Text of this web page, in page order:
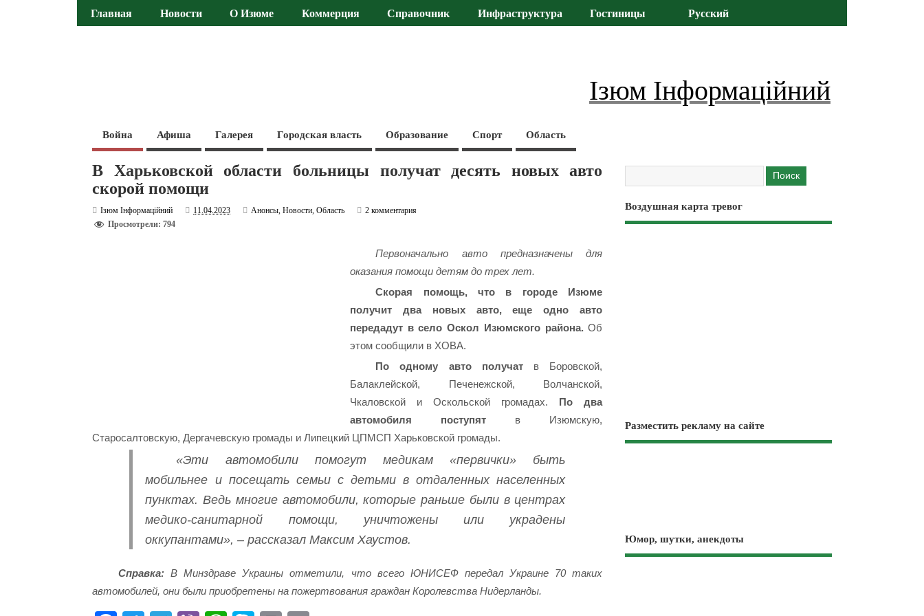
Главная Новости О Изюме Коммерция Справочник Инфраструктура Гостиницы Русский
Ізюм Інформаційний
Война Афиша Галерея Городская власть Образование Спорт Область
В Харьковской области больницы получат десять новых авто
скорой помощи
Ізюм Інформаційний 11.04.2023 Анонсы,Новости,Область
2 комментария
Просмотрели: 794
Первоначально авто предназначены для
оказания помощи детям до трех лет.
Скорая помощь, что в городе Изюме
получит два новых авто, еще одно авто
передадут в село Оскол Изюмского района.Об
этом сообщили в ХОВА.
По одному авто получатв Боровской,
Балаклейской, Печенежской, Волчанской,
Чкаловской и Оскольской громадах. По два
автомобиля поступятв Изюмскую,
Старосалтовскую, Дергачевскую громады и Липецкий ЦПМСП Харьковской громады.
«Эти автомобили помогут медикам «первички» быть
мобильнее и посещать семьи с детьми в отдаленных населенных
пунктах. Ведь многие автомобили, которые раньше были в центрах
медико-санитарной помощи, уничтожены или украдены
оккупантами», – рассказал Максим Хаустов.
Справка: В Минздраве Украины отметили, что всего ЮНИСЕФ передал Украине 70 таких
автомобилей, они были приобретены на пожертвования граждан Королевства Нидерланды.
Воздушная карта тревог
Разместить рекламу на сайте
Юмор, шутки, анекдоты